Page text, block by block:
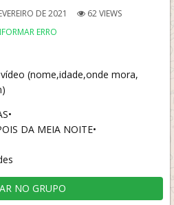
DE 2021
62 VIEWS
ERRO
(nome,idade,onde mora,
DA MEIA NOITE•
NO GRUPO